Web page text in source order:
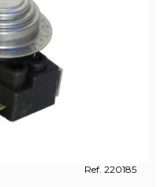
Ref. 220185